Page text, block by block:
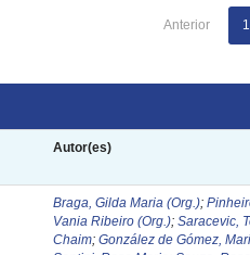
Anterior 1
Autor(es)
Braga, Gilda Maria (Org.);
Vania Ribeiro (Org.);Saracevic,
Chaim;González de Gómez,